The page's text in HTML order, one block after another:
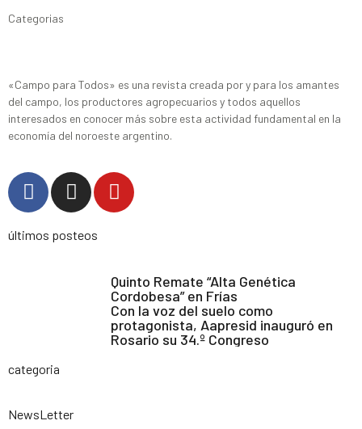
Categorias
«Campo para Todos» es una revista creada por y para los amantes
del campo, los productores agropecuarios y todos aquellos
interesados en conocer más sobre esta actividad fundamental en la
economía del noroeste argentino.
últimos posteos
Quinto Remate “Alta Genética
Cordobesa” en Frías
Con la voz del suelo como
protagonista, Aapresid inauguró en
Rosario su 34.º Congreso
categoria
NewsLetter